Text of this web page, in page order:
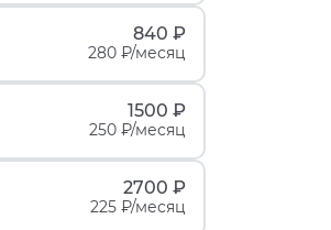
840 ₽
280 ₽/месяц
1500 ₽
250 ₽/месяц
2700 ₽
225 ₽/месяц